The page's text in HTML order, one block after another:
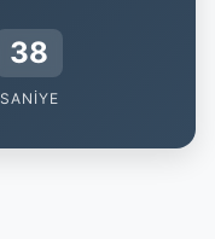
37
SANIYE